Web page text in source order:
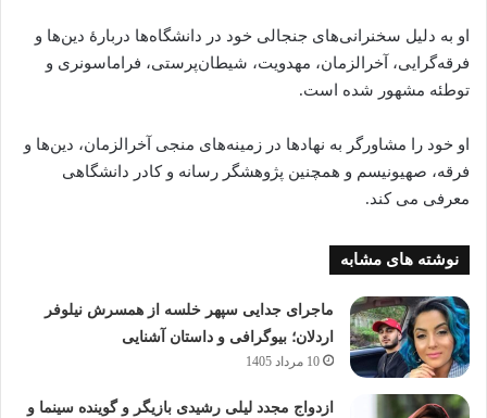
00:00
او به دلیل سخنرانی‌های جنجالی خود در دانشگاه‌ها دربارهٔ دین‌ها و
فرقه‌گرایی، آخرالزمان، مهدویت، شیطان‌پرستی، فراماسونری و
توطئه مشهور شده است.
او خود را مشاورگر به نهادها در زمینه‌های منجی آخرالزمان، دین‌ها و
فرقه، صهیونیسم و همچنین پژوهشگر رسانه و کادر دانشگاهی
معرفی می‌ کند.
نوشته های مشابه
ماجرای جدایی سپهر خلسه از همسرش نیلوفر
اردلان؛ بیوگرافی و داستان آشنایی
10 مرداد 1405
ازدواج مجدد لیلی رشیدی بازیگر و گوینده سینما و